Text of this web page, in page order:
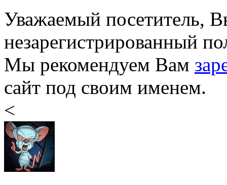
Уважаемый посетитель,
незарегистрированный
Мы рекомендуем Вам
сайт под своим именем.
<